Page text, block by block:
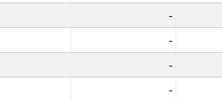
-
-
-
-